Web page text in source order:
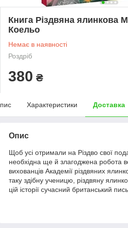
Книга Різдвяна ялинкова
Коельо
Немає в наявності
Роздріб
380 ₴
Характеристики Доставка
Опис
Щоб усі отримали на Різдво свої
необхідна ще й злагоджена робота
вихованців Академії різдвяних
таку здібну ученицю, різдвяну
цій історії сучасний британський